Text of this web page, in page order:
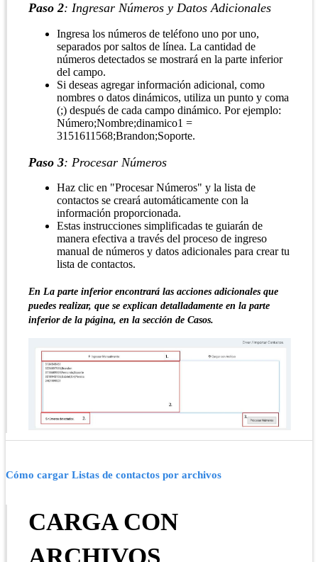
Paso 2: Ingresar Números y Datos Adicionales
Ingresa los números de teléfono uno por uno,
separados por saltos de línea. La cantidad de
números detectados se mostrará en la parte inferior
del campo.
Si deseas agregar información adicional, como
nombres o datos dinámicos, utiliza un punto y coma
(;) después de cada campo dinámico. Por ejemplo:
Número;Nombre;dinamico1 =
3151611568;Brandon;Soporte.
Paso 3: Procesar Números
Haz clic en "Procesar Números" y la lista de
contactos se creará automáticamente con la
información proporcionada.
Estas instrucciones simplificadas te guiarán de
manera efectiva a través del proceso de ingreso
manual de números y datos adicionales para crear tu
lista de contactos.
En La parte inferior encontrará las acciones adicionales que
puedes realizar, que se explican detalladamente en la parte
inferior de la página, en la sección de Casos.
Cómo cargar Listas de contactos por archivos
CARGA CON